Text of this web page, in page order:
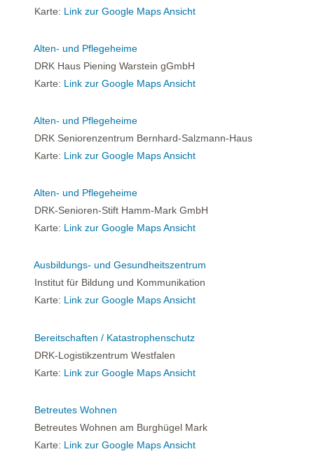
Karte: Link zur Google Maps Ansicht
Alten- und Pflegeheime
DRK Haus Piening Warstein gGmbH
Karte: Link zur Google Maps Ansicht
Alten- und Pflegeheime
DRK Seniorenzentrum Bernhard-Salzmann-Haus
Karte: Link zur Google Maps Ansicht
Alten- und Pflegeheime
DRK-Senioren-Stift Hamm-Mark GmbH
Karte: Link zur Google Maps Ansicht
Ausbildungs- und Gesundheitszentrum
Institut für Bildung und Kommunikation
Karte: Link zur Google Maps Ansicht
Bereitschaften / Katastrophenschutz
DRK-Logistikzentrum Westfalen
Karte: Link zur Google Maps Ansicht
Betreutes Wohnen
Betreutes Wohnen am Burghügel Mark
Karte: Link zur Google Maps Ansicht